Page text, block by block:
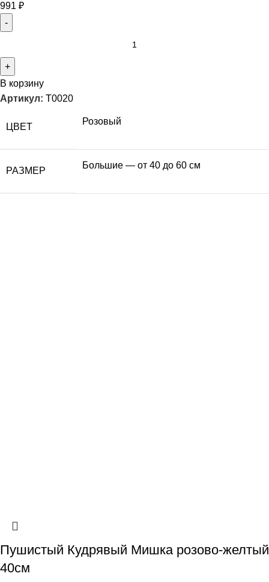
991 ₽
В корзину
Артикул: T0020
ЦВЕТ
Розовый
РАЗМЕР
Большие — от 40 до 60 см
Пушистый Кудрявый Мишка розово-желтый
40см